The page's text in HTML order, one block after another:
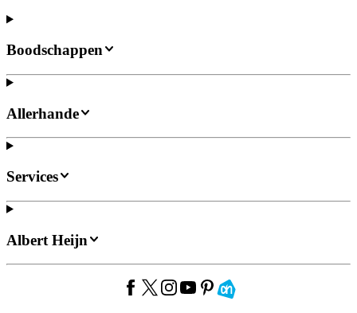
Boodschappen
Allerhande
Services
Albert Heijn